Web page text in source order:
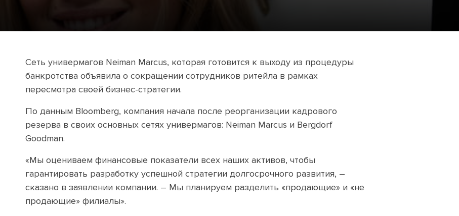
Сеть универмагов Neiman Marcus, которая готовится к выходу из процедуры
банкротства объявила о сокращении сотрудников ритейла в рамках
пересмотра своей бизнес-стратегии.
По данным Bloomberg, компания начала после реорганизации кадрового
резерва в своих основных сетях универмагов: Neiman Marcus и Bergdorf
Goodman.
«Мы оцениваем финансовые показатели всех наших активов, чтобы
гарантировать разработку успешной стратегии долгосрочного развития, –
сказано в заявлении компании. – Мы планируем разделить «продающие» и «не
продающие» филиалы».